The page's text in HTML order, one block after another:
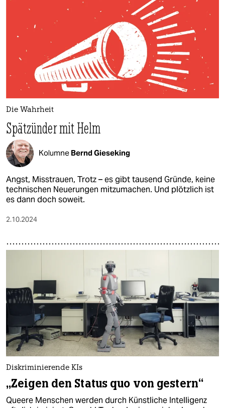
Die Wahrheit
Spätzünder mit Helm
Kolumne Bernd Gieseking
Angst, Misstrauen, Trotz – es gibt tausend Gründe, keine
technischen Neuerungen mitzumachen. Und plötzlich ist
es dann doch soweit.
2.10.2024
Diskriminierende KIs
„Zeigen den Status quo von gestern“
Queere Menschen werden durch Künstliche Intelligenz